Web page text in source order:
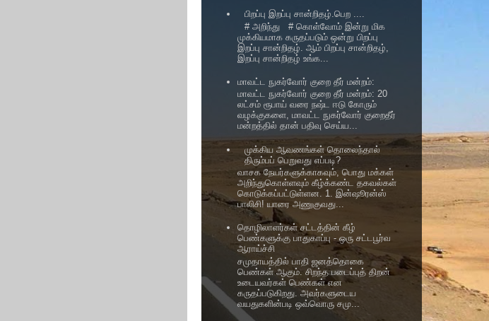
பிறப்பு இறப்பு சான்றிதழ்.பெற ....
# அறிந்து # கொள்வோம் இன்று மிக
முக்கியமாக கருதப்படும் ஒன்று பிறப்பு
இறப்பு சான்றிதழ். ஆம் பிறப்பு சான்றிதழ்,
இறப்பு சான்றிதழ் உங்க...
மாவட்ட நுகர்வோர் குறை தீர் மன்றம்:
மாவட்ட நுகர்வோர் குறை தீர் மன்றம்: 20
லட்சம் ரூபாய் வரை நஷ்ட ஈடு கோரும்
வழக்குகளை, மாவட்ட நுகர்வோர் குறைதீர்
மன்றத்தில் தான் பதிவு செய்ய...
முக்கிய ஆவணங்கள் தொலைந்தால்
திரும்பப் பெறுவது எப்படி?
வாசக நேயர்களுக்காகவும், பொது மக்கள்
அறிந்துகொள்ளவும் கீழ்க்கண்ட தகவல்கள்
கொடுக்கப்பட்டுள்ளன. 1. இன்ஷூரன்ஸ்
பாலிசி! யாரை அணுகுவது...
தொழிலாளர்கள் சட்டத்தின் கீழ்
பெண்களுக்கு பாதுகாப்பு - ஒரு சட்டபூர்வ
ஆராய்ச்சி
சமுதாயத்தில் பாதி ஜனத்தொகை
பெண்கள் ஆகும். சிறந்த படைப்புத் திறன்
உடையவர்கள் பெண்கள் என
கருதப்படுகிறது. அவர்களுடைய
வயதுகளின்படி ஒவ்வொரு சமு...